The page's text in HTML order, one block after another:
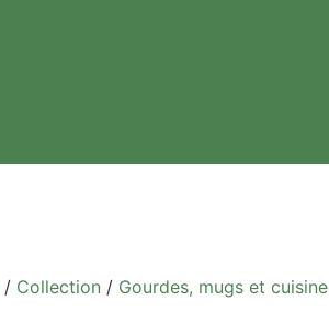
/ Collection / Gourdes, mugs et cuisine